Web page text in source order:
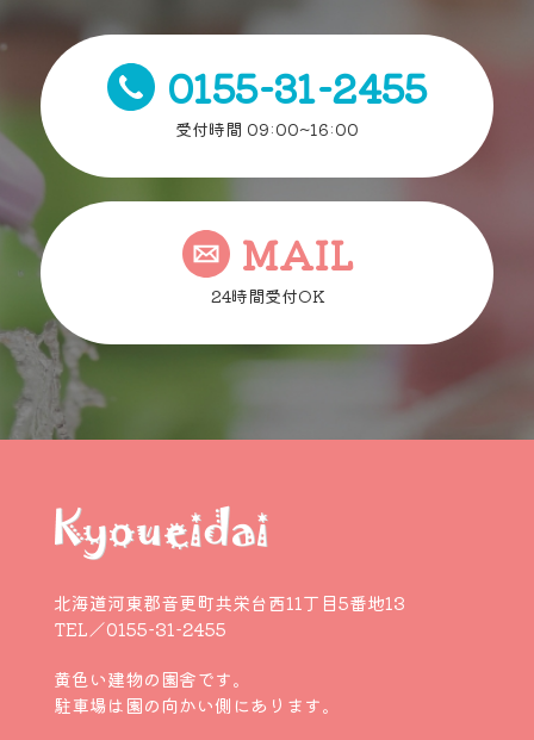
0155-31-2455
受付時間 09:00~16:00
MAIL
24時間受付OK
北海道河東郡音更町共栄台西11丁目5番地13
TEL／0155-31-2455
黄色い建物の園舎です。
駐車場は園の向かい側にあります。